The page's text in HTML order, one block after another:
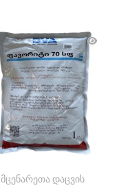
მცენარეთა დაცვის